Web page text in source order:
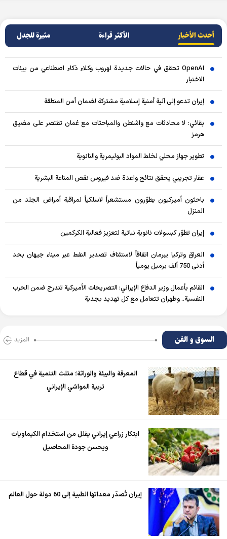
أحدث الأخبار الأکثر قراءة مثيرة للجدل
OpenAI تحقق في حالات جديدة لهروب وكلاء ذكاء اصطناعي من بيئات
الاختبار
إيران تدعو إلى آلية أمنية إسلامية مشتركة لضمان أمن المنطقة
بقائي: لا محادثات مع واشنطن والمباحثات مع عُمان تقتصر على مضيق
هرمز
تطوير جهاز محلي لخلط المواد البوليمرية والنانوية
عقار تجريبي يحقق نتائج واعدة ضد فيروس نقص المناعة البشرية
باحثون أميركيون يطوّرون مستشعراً لاسلكياً لمراقبة أمراض الجلد من
المنزل
إيران تطوّر كبسولات نانوية نباتية لتعزيز فعالية الكركمين
العراق وتركيا يبرمان اتفاقاً لاستئناف تصدير النفط عبر ميناء جيهان بحد
أدنى 750 ألف برميل يومياً
القائم بأعمال وزير الدفاع الإيراني: التصريحات الأميركية تندرج ضمن الحرب
النفسية.. وطهران تتعامل مع كل تهديد بجدية
السوق و الفن المزید
المعرفة والبيئة والوراثة؛ مثلث التنمية في قطاع
تربية المواشي الإيراني
ابتكار زراعي إيراني يقلل من استخدام الكيماويات
ويحسن جودة المحاصيل
إيران تُصدّر معداتها الطبية إلى 60 دولة حول العالم